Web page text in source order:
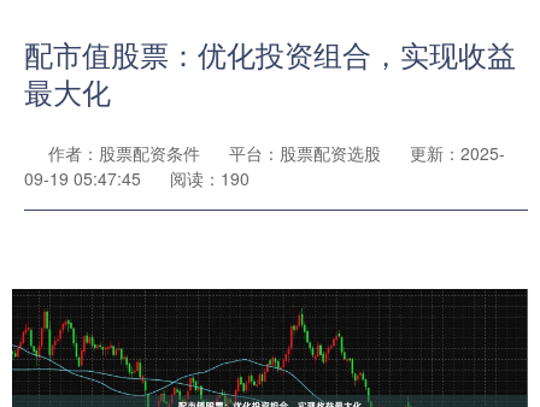
配市值股票：优化投资组合，实现收益
最大化
作者：股票配资条件 平台：股票配资选股
更新：2025-
09-19 05:47:45
阅读：190